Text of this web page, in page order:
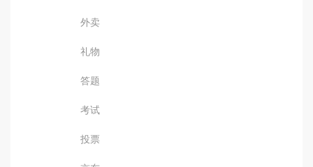
外卖
礼物
答题
考试
投票